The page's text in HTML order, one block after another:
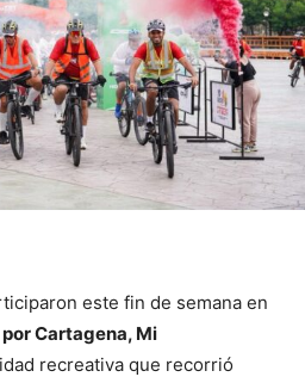
este fin de semana en
por Cartagena, Mi
recreativa que recorrió